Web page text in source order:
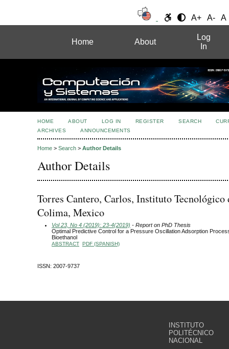
A+ A- A
Home About
Log
In
HOME ABOUT LOG IN REGISTER SEARCH
ARCHIVES
ANNOUNCEMENTS
Home > Search > Author Details
Author Details
Torres Cantero, Carlos, Instituto Tecnológico
Colima, Mexico
Vol 23, No 4 (2019): 23-4(2019) - Report on PhD Thesis
Optimal Predictive Control for a Pressure Oscillation Adsorption
Bioethanol
ABSTRACT PDF (SPANISH)
ISSN: 2007-9737
INSTITUTO
POLITÉCNICO
NACIONAL